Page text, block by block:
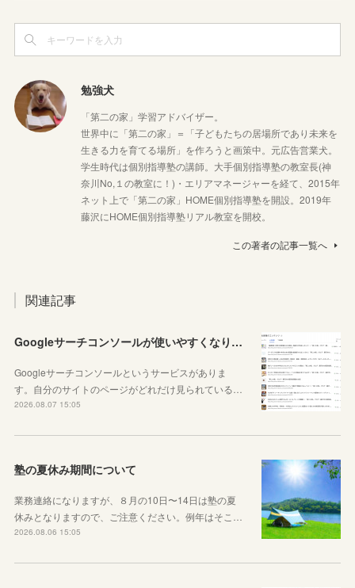
勉強犬
「第二の家」学習アドバイザー。
世界中に「第二の家」＝「子どもたちの居場所であり未来を
生きる力を育てる場所」を作ろうと画策中。元広告営業犬。
学生時代は個別指導塾の講師。大手個別指導塾の教室長(神
奈川No,１の教室に！)・エリアマネージャーを経て、2015年
ネット上で「第二の家」HOME個別指導塾を開設。2019年
藤沢にHOME個別指導塾リアル教室を開校。
この著者の記事一覧へ
関連記事
Googleサーチコンソールが使いやすくなりました！YouTubeも見れるように！
Googleサーチコンソールというサービスがありま
す。自分のサイトのページがどれだけ見られている…
2026.08.07 15:05
塾の夏休み期間について
業務連絡になりますが、８月の10日〜14日は塾の夏
休みとなりますので、ご注意ください。例年はそこ…
2026.08.06 15:05